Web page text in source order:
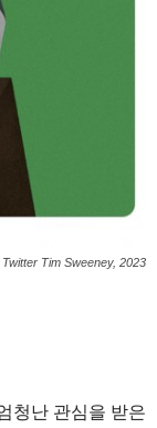
Tim Sweeney, 2023
청난 관심을 받은